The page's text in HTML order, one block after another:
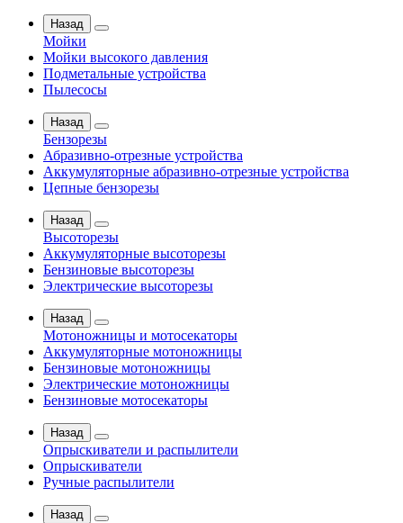
Назад
Мойки
Мойки высокого давления
Подметальные устройства
Пылесосы
Назад
Бензорезы
Абразивно-отрезные устройства
Аккумуляторные абразивно-отрезные устройства
Цепные бензорезы
Назад
Высоторезы
Аккумуляторные высоторезы
Бензиновые высоторезы
Электрические высоторезы
Назад
Мотоножницы и мотосекаторы
Аккумуляторные мотоножницы
Бензиновые мотоножницы
Электрические мотоножницы
Бензиновые мотосекаторы
Назад
Опрыскиватели и распылители
Опрыскиватели
Ручные распылители
Назад